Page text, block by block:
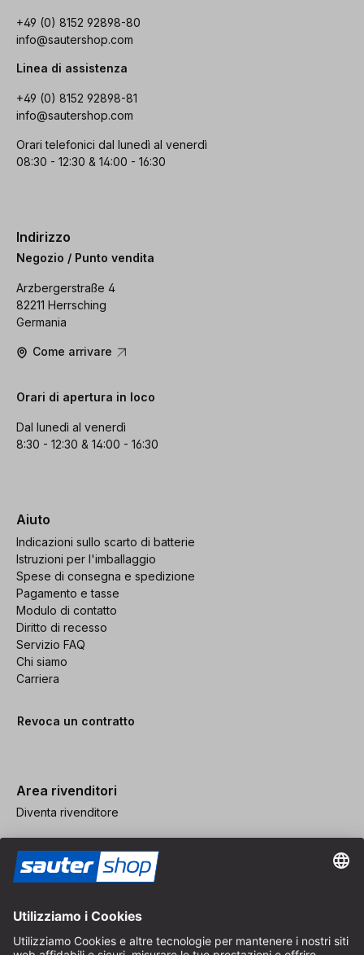
+49 (0) 8152 92898-80
info@sautershop.com
Linea di assistenza
+49 (0) 8152 92898-81
info@sautershop.com
Orari telefonici dal lunedì al venerdì
08:30 - 12:30 & 14:00 - 16:30
Indirizzo
Negozio / Punto vendita
Arzbergerstraße 4
82211 Herrsching
Germania
Come arrivare
Orari di apertura in loco
Dal lunedì al venerdì
8:30 - 12:30 & 14:00 - 16:30
Aiuto
Indicazioni sullo scarto di batterie
Istruzioni per l'imballaggio
Spese di consegna e spedizione
Pagamento e tasse
Modulo di contatto
Diritto di recesso
Servizio FAQ
Chi siamo
Carriera
Revoca un contratto
Area rivenditori
Diventa rivenditore
CGV